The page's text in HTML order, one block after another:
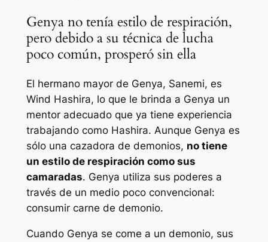
Genya no tenía estilo de respiración,
pero debido a su técnica de lucha
poco común, prosperó sin ella
El hermano mayor de Genya, Sanemi, es
Wind Hashira, lo que le brinda a Genya un
mentor adecuado que ya tiene experiencia
trabajando como Hashira. Aunque Genya es
sólo una cazadora de demonios, no tiene
un estilo de respiración como sus
camaradas. Genya utiliza sus poderes a
través de un medio poco convencional:
consumir carne de demonio.
Cuando Genya se come a un demonio, sus